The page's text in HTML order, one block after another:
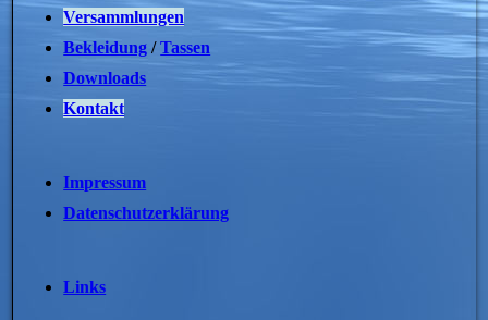
Versammlungen
Bekleidung /Tassen
Downloads
Kontakt
Impressum
Datenschutzerklärung
Links